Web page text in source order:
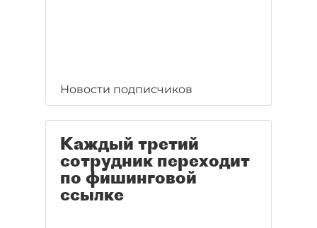
Новости подписчиков
Каждый третий
сотрудник переходит
по фишинговой
ссылке